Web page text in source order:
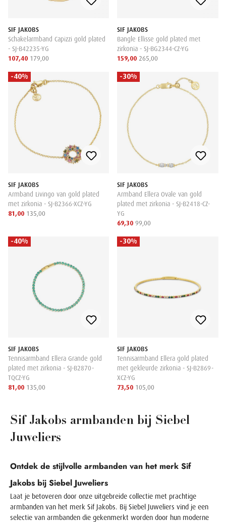
SIF JAKOBS
Schakelarmband Capizzi gold plated
- SJ-B42235-YG
107,40 179,00
SIF JAKOBS
Bangle Ellisse gold plated met
zirkonia - SJ-BG2344-CZ-YG
159,00 265,00
-40%
SIF JAKOBS
Armband Livingo van gold plated
met zirkonia - SJ-B2366-XCZ-YG
81,00 135,00
-30%
SIF JAKOBS
Armband Ellera Ovale van gold
plated met zirkonia - SJ-B2418-CZ-
YG
69,30 99,00
-40%
SIF JAKOBS
Tennisarmband Ellera Grande gold
plated met zirkonia - SJ-B2870-
TQCZ-YG
81,00 135,00
-30%
SIF JAKOBS
Tennisarmband Ellera gold plated
met gekleurde zirkonia - SJ-B2869-
XCZ-YG
73,50 105,00
Sif Jakobs armbanden bij Siebel
Juweliers
Ontdek de stijlvolle armbanden van het merk Sif
Jakobs bij Siebel Juweliers
Laat je betoveren door onze uitgebreide collectie met prachtige
armbanden van het merk Sif Jakobs. Bij Siebel Juweliers vind je een
selectie van armbanden die gekenmerkt worden door hun moderne